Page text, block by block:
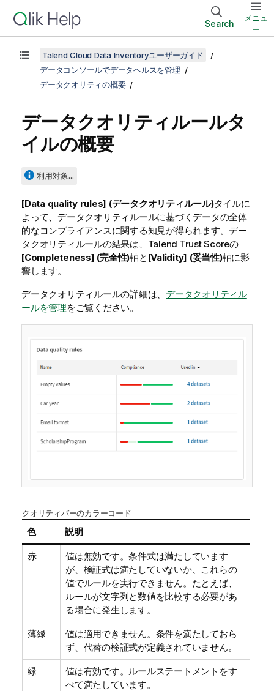
Search
メニュ
ー
Talend Cloud Data Inventoryユーザーガイド
データコンソールでデータヘルスを管理
データクオリティの概要
データクオリティルールタ
イルの概要
利用対象...
[Data quality rules] (データクオリティルール)タイルに
よって、データクオリティルールに基づくデータの全体
的なコンプライアンスに関する知見が得られます。デー
タクオリティルールの結果は、 Talend Trust Scoreの
[Completeness] (完全性)軸と [Validity] (妥当性)軸に影
響します。
データクオリティルールの詳細は、 データクオリティル
ールを管理をご覧ください。
クオリティバーのカラーコード
色 説明
赤
値は無効です。条件式は満たしています
が、検証式は満たしていないか、これらの
値でルールを実行できません。たとえば、
ルールが文字列と数値を比較する必要があ
る場合に発生します。
薄緑
値は適用できません。条件を満たしておら
ず、代替の検証式が定義されていません。
緑
値は有効です。ルールステートメントをす
べて満たしています。